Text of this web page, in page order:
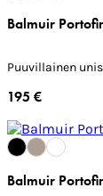
Balmuir
Puuvillainen
195 €
Balmuir